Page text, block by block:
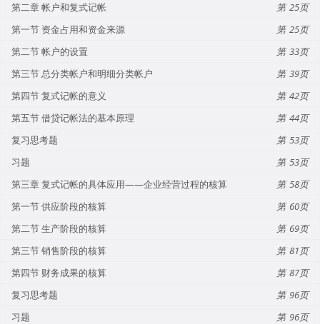
第二章 帐户和复式记帐
25
第一节 资金占用和资金来源
25
第二节 帐户的设置
33
第三节 总分类帐户和明细分类帐户
39
第四节 复式记帐的意义
42
第五节 借贷记帐法的基本原理
44
复习思考题
53
习题
53
第三章 复式记帐的具体应用——企业经营过程的核算
58
第一节 供应阶段的核算
60
第二节 生产阶段的核算
69
第三节 销售阶段的核算
81
第四节 财务成果的核算
87
复习思考题
96
习题
96